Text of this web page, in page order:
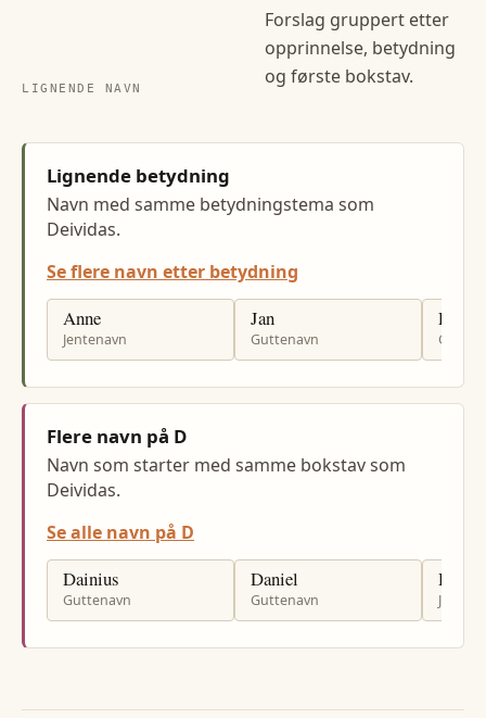
LIGNENDE NAVN
Forslag gruppert etter
opprinnelse, betydning
og første bokstav.
Lignende betydning
Navn med samme betydningstema som
Deividas.
Se flere navn etter betydning
Anne
Jentenavn
Jan
Guttenavn
Per
Flere navn på D
Navn som starter med samme bokstav som
Deividas.
Se alle navn på D
Dainius
Guttenavn
Daniel
Guttenavn
Dagny